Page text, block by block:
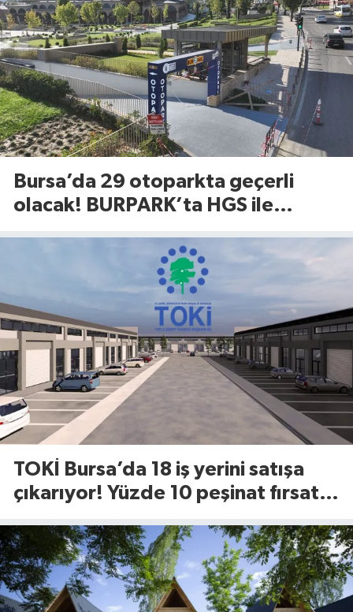
Bursa’da 29 otoparkta geçerli
olacak! BURPARK’ta HGS ile
TOKİ Bursa’da 18 iş yerini satışa
çıkarıyor! Yüzde 10 peşinat fırsatı